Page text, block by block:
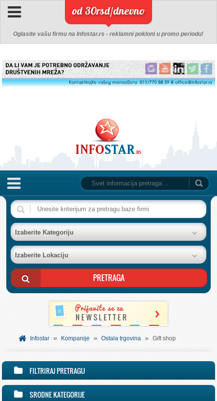
od 30rsd/dnevno
Oglasite vašu firmu na Infostar.rs - reklamni pokloni u promo periodu!
NASLOVNA
BAZA FIRMI
POSLOVNI OGLASI
AKCIJE I KATALOZI
BESPLATNI VAUČERI
SVET INFORMACIJA
USLUGE
Izaberite Kategoriju
Izaberite Lokaciju
Infostar » Kompanije » Ostala trgovina » Gift shop
FILTRIRAJ PRETRAGU
SRODNE KATEGORIJE